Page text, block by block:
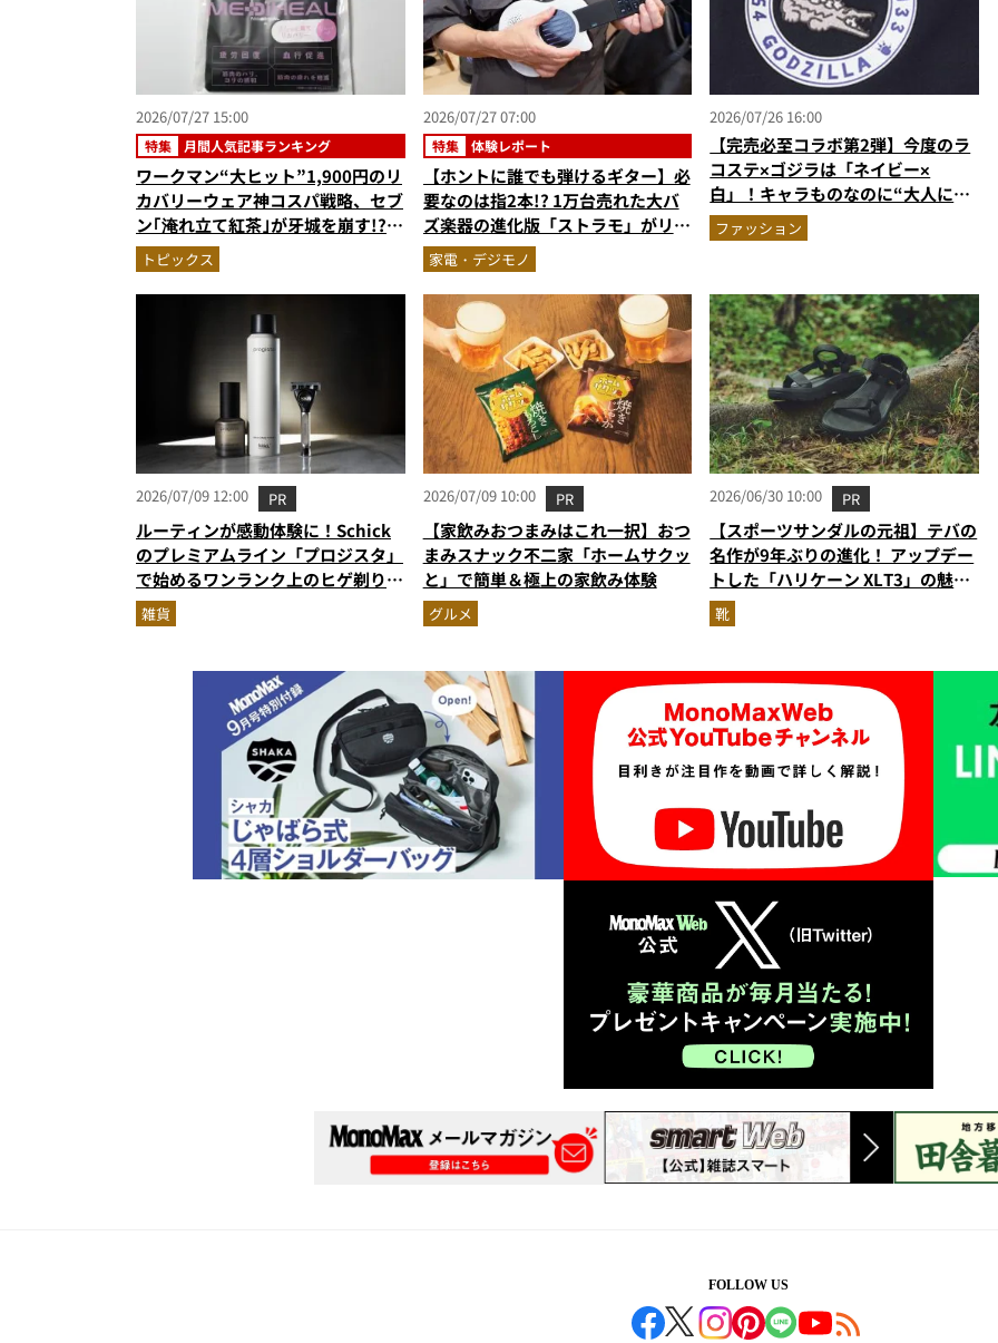
2026/07/27 15:00
特集 月間人気記事ランキング
ワークマン“大ヒット”1,900円のリ
カバリーウェア神コスパ戦略、セブ
ン｢淹れ立て紅茶｣が牙城を崩す!?…
ほか【ヒットの秘密の人気記事ラン
キングベスト3】（2026年6月版）
トピックス
2026/07/27 07:00
特集 体験レポート
【ホントに誰でも弾けるギター】必
要なのは指2本!? 1万台売れた大バ
ズ楽器の進化版「ストラモ」がリア
ルにギターしてる！
家電・デジモノ
2026/07/26 16:00
【完売必至コラボ第2弾】今度のラ
コステ×ゴジラは「ネイビー×
白」！キャラものなのに“大人にハ
マる”シックな全アイテムを大公開
ファッション
2026/07/09 12:00 PR
ルーティンが感動体験に！Schick
のプレミアムライン「プロジスタ」
で始めるワンランク上のヒゲ剃り習
慣
雑貨
2026/07/09 10:00 PR
【家飲みおつまみはこれ一択】おつ
まみスナック不二家「ホームサクッ
と」で簡単＆極上の家飲み体験
グルメ
2026/06/30 10:00 PR
【スポーツサンダルの元祖】テバの
名作が9年ぶりの進化！ アップデー
トした「ハリケーン XLT3」の魅力
を識者があらゆる角度から徹底解
説！
靴
FOLLOW US